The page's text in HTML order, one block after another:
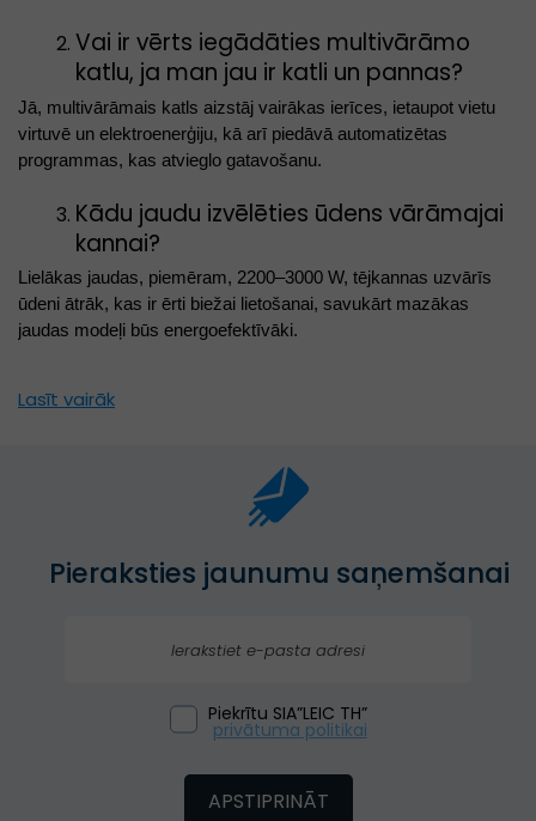
Vai ir vērts iegādāties multivārāmo
katlu, ja man jau ir katli un pannas?
Jā, multivārāmais katls aizstāj vairākas ierīces, ietaupot vietu
virtuvē un elektroenerģiju, kā arī piedāvā automatizētas
programmas, kas atvieglo gatavošanu.
Kādu jaudu izvēlēties ūdens vārāmajai
kannai?
Lielākas jaudas, piemēram, 2200–3000 W, tējkannas uzvārīs
ūdeni ātrāk, kas ir ērti biežai lietošanai, savukārt mazākas
jaudas modeļi būs energoefektīvāki.
Lasīt vairāk
Pieraksties jaunumu saņemšanai
Piekrītu SIA”LEIC TH”
privātuma politikai
APSTIPRINĀT